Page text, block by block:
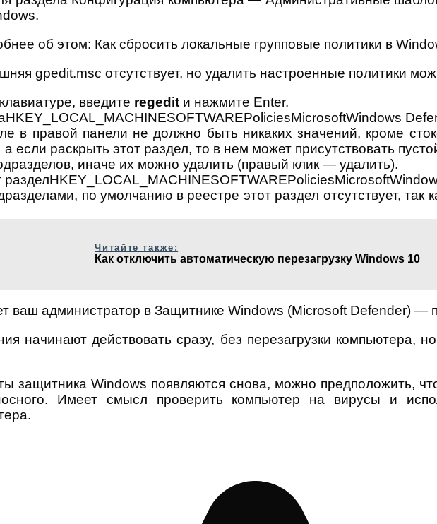
об этом: Как сбросить локальные групповые политики в
gpedit.msc отсутствует, но удалить настроенные политики
введите regedit и нажмите Enter.
в правой панели не должно быть никаких значений, кроме
если раскрыть этот раздел, то в нем может присутствовать
иначе их можно удалить (правый клик — удалить).
по умолчанию в реестре этот раздел отсутствует, так
Читайте также:
Как отключить автоматическую перезагрузку Windows 10
начинают действовать сразу, без перезагрузки компьютера,
защитника Windows появляются снова, можно предположить,
Имеет смысл проверить компьютер на вирусы и